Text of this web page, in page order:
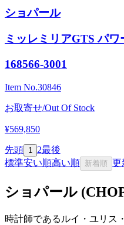
ショパール
ミッレミリアGTS パ
168566-3001
Item No.30846
お取寄せ/Out Of Stock
¥569,850
先頭 1 2最後
標準安い順高い順 新着順 更
ショパール
時計師であるルイ・ユリス